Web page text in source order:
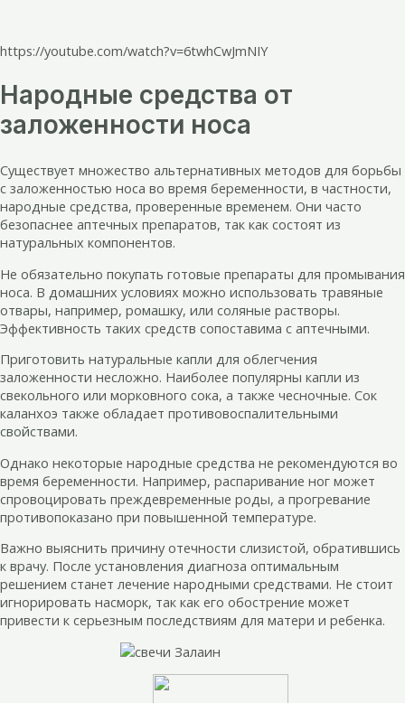
https://youtube.com/watch?v=6twhCwJmNIY
Народные средства от
заложенности носа
Существует множество альтернативных методов для борьбы
с заложенностью носа во время беременности, в частности,
народные средства, проверенные временем. Они часто
безопаснее аптечных препаратов, так как состоят из
натуральных компонентов.
Не обязательно покупать готовые препараты для промывания
носа. В домашних условиях можно использовать травяные
отвары, например, ромашку, или соляные растворы.
Эффективность таких средств сопоставима с аптечными.
Приготовить натуральные капли для облегчения
заложенности несложно. Наиболее популярны капли из
свекольного или морковного сока, а также чесночные. Сок
каланхоэ также обладает противовоспалительными
свойствами.
Однако некоторые народные средства не рекомендуются во
время беременности. Например, распаривание ног может
спровоцировать преждевременные роды, а прогревание
противопоказано при повышенной температуре.
Важно выяснить причину отечности слизистой, обратившись
к врачу. После установления диагноза оптимальным
решением станет лечение народными средствами. Не стоит
игнорировать насморк, так как его обострение может
привести к серьезным последствиям для матери и ребенка.